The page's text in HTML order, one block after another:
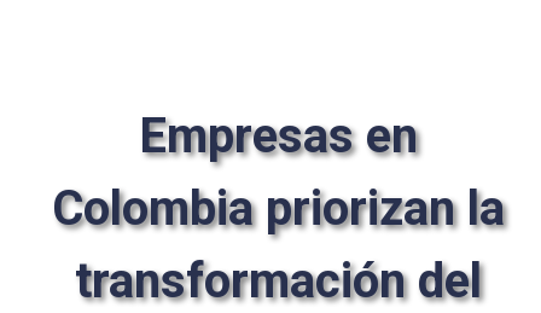
Empresas en
Colombia priorizan la
transformación del